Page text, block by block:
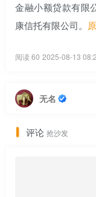
金融小额贷款有限
康信托有限公司。
阅读 60 2025-08-13
无名
评论 抢沙发